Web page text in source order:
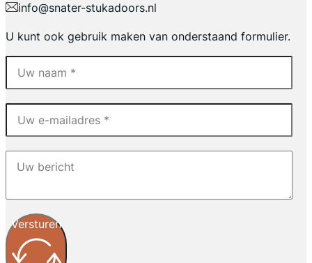
info@snater-stukadoors.nl
U kunt ook gebruik maken van onderstaand formulier.
Versturen